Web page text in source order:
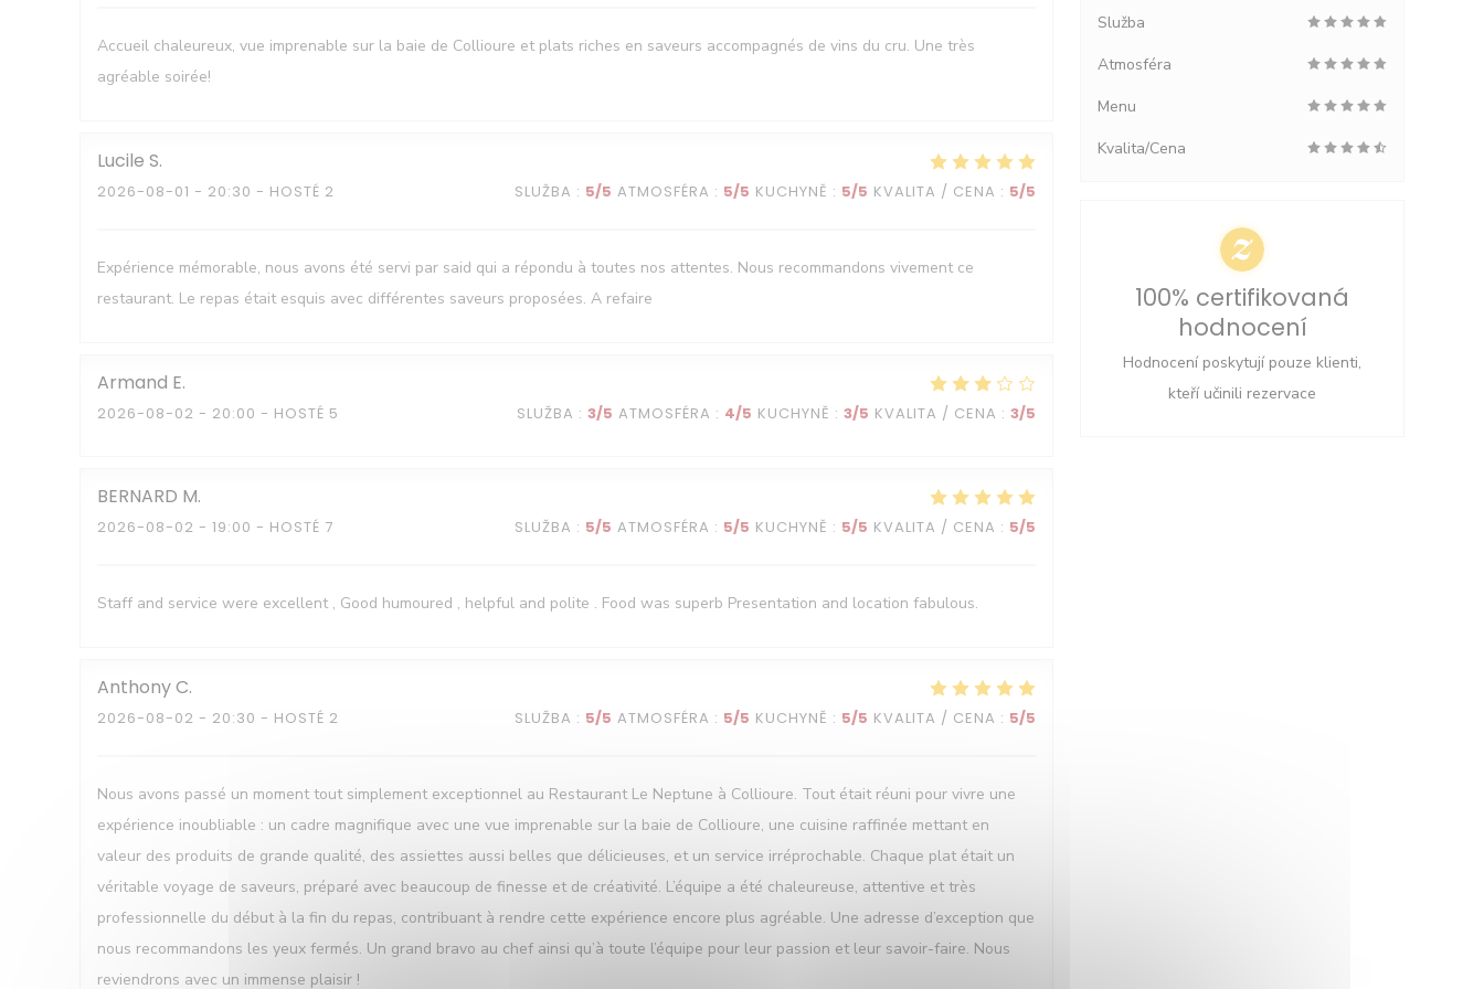
Accueil chaleureux, vue imprenable sur la baie de Collioure et plats riches en saveurs accompagnés de vins du cru. Une très
agréable soirée!
Lucile S
2026-08-01 - 20:30 - HOSTÉ 2 SLUŽBA : 5/5 ATMOSFÉRA : 5/5 KUCHYNĚ : 5/5 KVALITA / CENA : 5/5
Expérience mémorable, nous avons été servi par said qui a répondu à toutes nos attentes. Nous recommandons vivement ce
restaurant. Le repas était esquis avec différentes saveurs proposées. A refaire
Armand E
2026-08-02 - 20:00 - HOSTÉ 5 SLUŽBA : 3/5 ATMOSFÉRA : 4/5 KUCHYNĚ : 3/5 KVALITA / CENA : 3/5
BERNARD M
2026-08-02 - 19:00 - HOSTÉ 7 SLUŽBA : 5/5 ATMOSFÉRA : 5/5 KUCHYNĚ : 5/5 KVALITA / CENA : 5/5
Staff and service were excellent , Good humoured , helpful and polite . Food was superb Presentation and location fabulous.
AnthonyC
2026-08-02 - 20:30 - HOSTÉ 2 SLUŽBA : 5/5 ATMOSFÉRA : 5/5 KUCHYNĚ : 5/5 KVALITA / CENA : 5/5
Nous avons passé un moment tout simplement exceptionnel au Restaurant Le Neptune à Collioure. Tout était réuni pour vivre une
expérience inoubliable : un cadre magnifique avec une vue imprenable sur la baie de Collioure, une cuisine raffinée mettant en
valeur des produits de grande qualité, des assiettes aussi belles que délicieuses, et un service irréprochable. Chaque plat était un
véritable voyage de saveurs, préparé avec beaucoup de finesse et de créativité. L’équipe a été chaleureuse, attentive et très
professionnelle du début à la fin du repas, contribuant à rendre cette expérience encore plus agréable. Une adresse d’exception que
nous recommandons les yeux fermés. Un grand bravo au chef ainsi qu’à toute l’équipe pour leur passion et leur savoir-faire. Nous
reviendrons avec un immense plaisir !
Služba
Atmosféra
Menu
Kvalita/Cena
100% certifikovaná
hodnocení
Hodnocení poskytují pouze klienti,
kteří učinili rezervace